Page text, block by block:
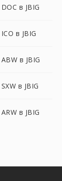
DOC в JBIG
ICO в JBIG
ABW в JBIG
SXW в JBIG
ARW в JBIG